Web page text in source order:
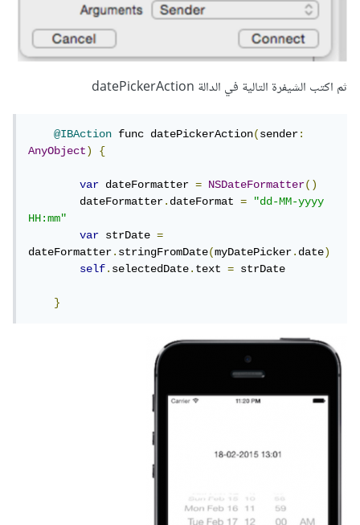
ثم اكتب الشيفرة التالية في الدالة datePickerAction
@IBAction func datePickerAction(sender:
AnyObject) {
var dateFormatter = NSDateFormatter()
        dateFormatter
.dateFormat =
"dd-MM-yyyy
HH:mm"
var strDate =
dateFormatter.stringFromDate(myDatePicker.date)
self.selectedDate.text = strDate
}